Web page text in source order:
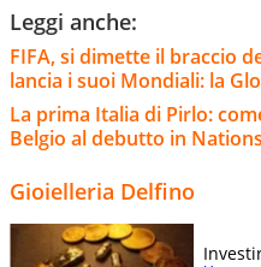
Leggi anche:
FIFA, si dimette il braccio
lancia i suoi Mondiali: la
La prima Italia di Pirlo:
Belgio al debutto in
Gioielleria Delfino